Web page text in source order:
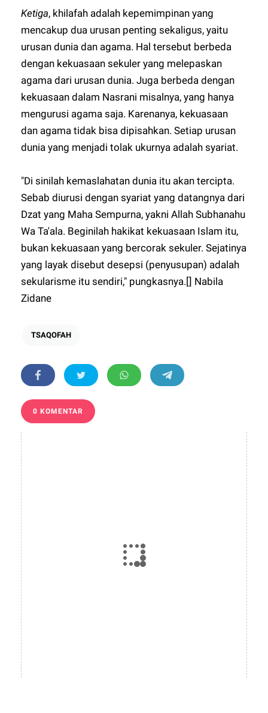
Ketiga, khilafah adalah kepemimpinan yang
mencakup dua urusan penting sekaligus, yaitu
urusan dunia dan agama. Hal tersebut berbeda
dengan kekuasaan sekuler yang melepaskan
agama dari urusan dunia. Juga berbeda dengan
kekuasaan dalam Nasrani misalnya, yang hanya
mengurusi agama saja. Karenanya, kekuasaan
dan agama tidak bisa dipisahkan. Setiap urusan
dunia yang menjadi tolak ukurnya adalah syariat.
"Di sinilah kemaslahatan dunia itu akan tercipta.
Sebab diurusi dengan syariat yang datangnya dari
Dzat yang Maha Sempurna, yakni Allah Subhanahu
Wa Ta'ala. Beginilah hakikat kekuasaan Islam itu,
bukan kekuasaan yang bercorak sekuler. Sejatinya
yang layak disebut desepsi (penyusupan) adalah
sekularisme itu sendiri," pungkasnya.[] Nabila
Zidane
TSAQOFAH
0 KOMENTAR